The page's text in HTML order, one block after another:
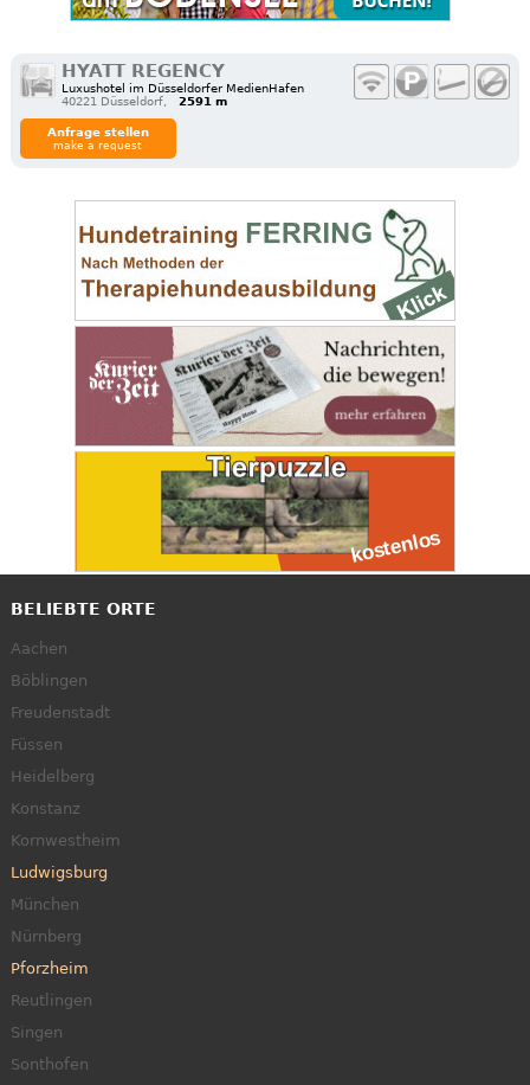
HYATT REGENCY
Luxushotel im Düsseldorfer MedienHafen
40221 Düsseldorf,
2591 m
Anfrage stellen
make a request
BELIEBTE ORTE
Aachen
Böblingen
Freudenstadt
Füssen
Heidelberg
Konstanz
Kornwestheim
Ludwigsburg
München
Nürnberg
Pforzheim
Reutlingen
Singen
Sonthofen